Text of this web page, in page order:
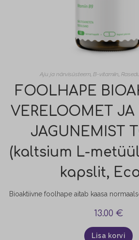
Aju ja närvisüsteem, B-vitamiin,
FOOLHAPE
VERELOOMET JA
JAGUNEMIST
(kaltsium L-
kapslit,
13.00 €
Lisa korvi